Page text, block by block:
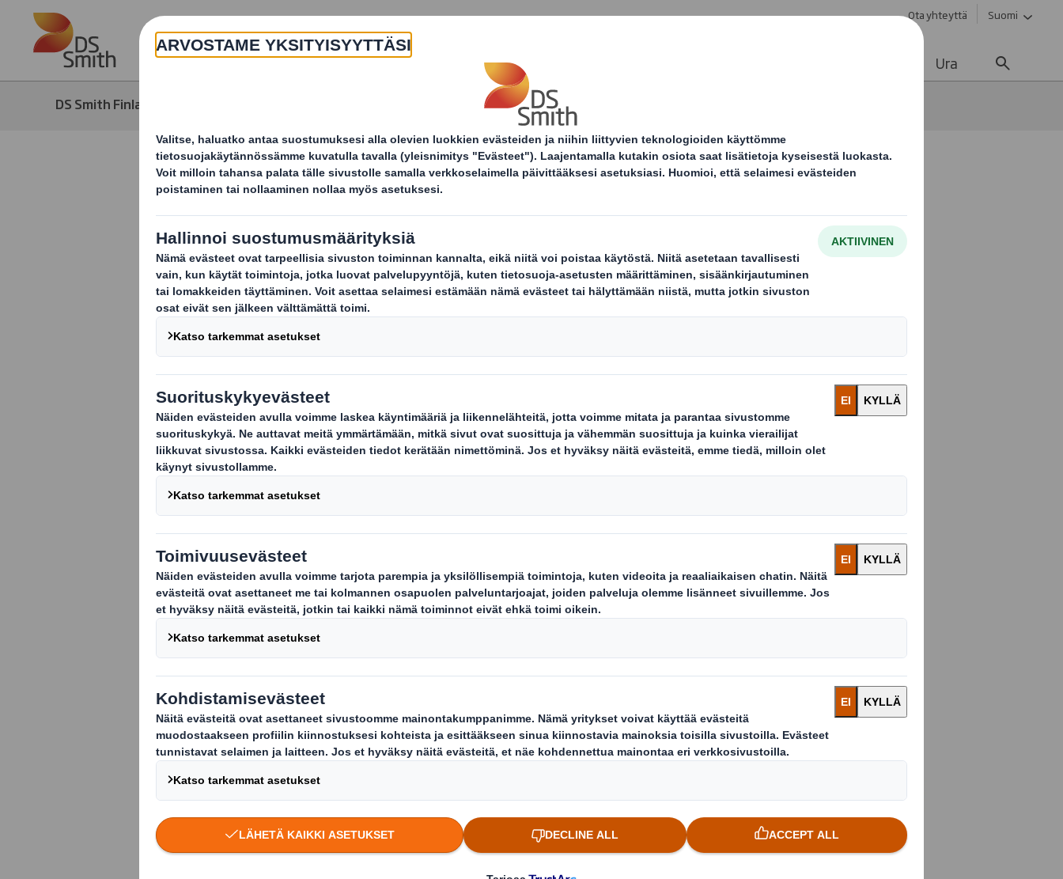
Skip to main content Ota yhteyttä Suomi
Tuotteet ja palvelut Ura
DS Smith Finland Uutiset ja tiedotteet Laithwaite sulkee aaltopahvipakkaustensa kierron
Laithwaite sulkee
aaltopahvipakkaustensa kierron
Toteutimme yhdessä Laithwaiten kanssa täysin auditoitavan ja
jäljitettävän suljetun kierron mallin Isossa-Britanniassa.